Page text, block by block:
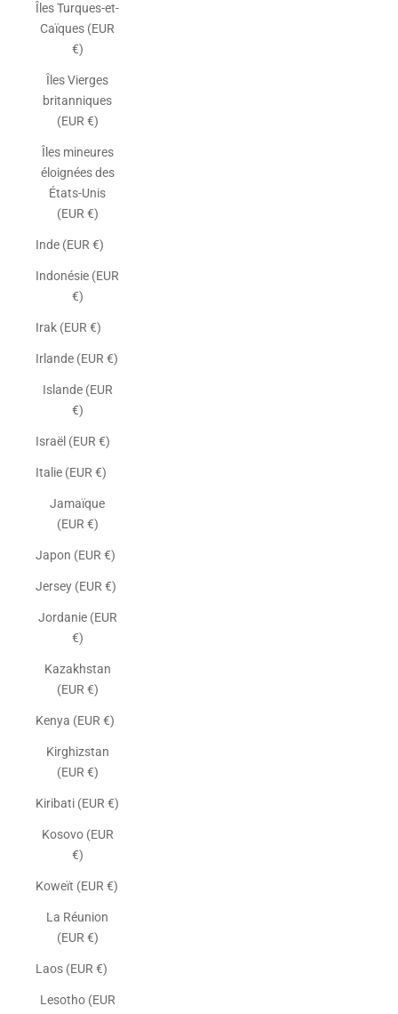
Îles Turques-et-
Caïques (EUR
€)
Îles Vierges
britanniques
(EUR €)
Îles mineures
éloignées des
États-Unis
(EUR €)
Inde (EUR €)
Indonésie (EUR
€)
Irak (EUR €)
Irlande (EUR €)
Islande (EUR
€)
Israël (EUR €)
Italie (EUR €)
Jamaïque
(EUR €)
Japon (EUR €)
Jersey (EUR €)
Jordanie (EUR
€)
Kazakhstan
(EUR €)
Kenya (EUR €)
Kirghizstan
(EUR €)
Kiribati (EUR €)
Kosovo (EUR
€)
Koweït (EUR €)
La Réunion
(EUR €)
Laos (EUR €)
Lesotho (EUR